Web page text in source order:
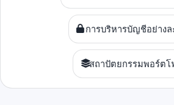
การบริหารบัญชีอย่างล
สถาปัตยกรรมพอร์ตโ